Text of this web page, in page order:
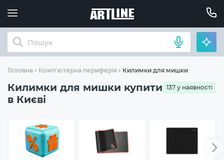
Головна Комп'ютерна периферія Килимки для мишки
Килимки для мишки купити
в Києві
137 у наявності